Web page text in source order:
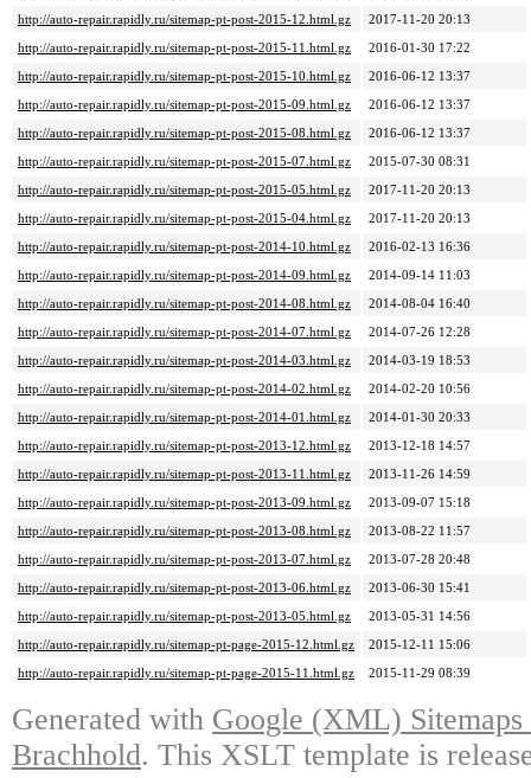
http://auto-repair.rapidly.ru/sitemap-pt-post-2015-12.html.gz
2017-11-20 20:13
http://auto-repair.rapidly.ru/sitemap-pt-post-2015-11.html.gz
2016-01-30 17:22
http://auto-repair.rapidly.ru/sitemap-pt-post-2015-10.html.gz
2016-06-12 13:37
http://auto-repair.rapidly.ru/sitemap-pt-post-2015-09.html.gz
2016-06-12 13:37
http://auto-repair.rapidly.ru/sitemap-pt-post-2015-08.html.gz
2016-06-12 13:37
http://auto-repair.rapidly.ru/sitemap-pt-post-2015-07.html.gz
2015-07-30 08:31
http://auto-repair.rapidly.ru/sitemap-pt-post-2015-05.html.gz
2017-11-20 20:13
http://auto-repair.rapidly.ru/sitemap-pt-post-2015-04.html.gz
2017-11-20 20:13
http://auto-repair.rapidly.ru/sitemap-pt-post-2014-10.html.gz
2016-02-13 16:36
http://auto-repair.rapidly.ru/sitemap-pt-post-2014-09.html.gz
2014-09-14 11:03
http://auto-repair.rapidly.ru/sitemap-pt-post-2014-08.html.gz
2014-08-04 16:40
http://auto-repair.rapidly.ru/sitemap-pt-post-2014-07.html.gz
2014-07-26 12:28
http://auto-repair.rapidly.ru/sitemap-pt-post-2014-03.html.gz
2014-03-19 18:53
http://auto-repair.rapidly.ru/sitemap-pt-post-2014-02.html.gz
2014-02-20 10:56
http://auto-repair.rapidly.ru/sitemap-pt-post-2014-01.html.gz
2014-01-30 20:33
http://auto-repair.rapidly.ru/sitemap-pt-post-2013-12.html.gz
2013-12-18 14:57
http://auto-repair.rapidly.ru/sitemap-pt-post-2013-11.html.gz
2013-11-26 14:59
http://auto-repair.rapidly.ru/sitemap-pt-post-2013-09.html.gz
2013-09-07 15:18
http://auto-repair.rapidly.ru/sitemap-pt-post-2013-08.html.gz
2013-08-22 11:57
http://auto-repair.rapidly.ru/sitemap-pt-post-2013-07.html.gz
2013-07-28 20:48
http://auto-repair.rapidly.ru/sitemap-pt-post-2013-06.html.gz
2013-06-30 15:41
http://auto-repair.rapidly.ru/sitemap-pt-post-2013-05.html.gz
2013-05-31 14:56
http://auto-repair.rapidly.ru/sitemap-pt-page-2015-12.html.gz
2015-12-11 15:06
http://auto-repair.rapidly.ru/sitemap-pt-page-2015-11.html.gz
2015-11-29 08:39
Generated with Google (XML)
Brachhold. This XSLT template is